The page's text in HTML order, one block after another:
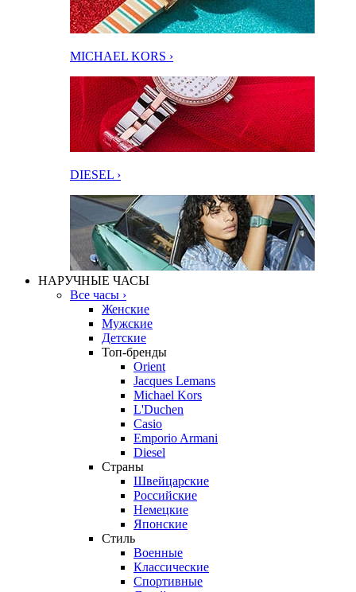
MICHAEL KORS ›
DIESEL ›
НАРУЧНЫЕ ЧАСЫ
Все часы ›
Женские
Мужские
Детские
Топ-бренды
Orient
Jacques Lemans
Michael Kors
L'Duchen
Casio
Emporio Armani
Diesel
Страны
Швейцарские
Российские
Немецкие
Японские
Стиль
Военные
Классические
Спортивные